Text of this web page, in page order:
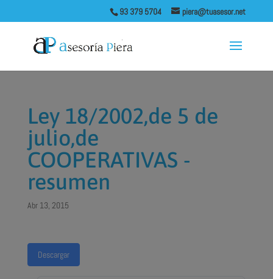
93 379 5704 piera@tuasesor.net
Ley 18/2002,de 5 de
julio,de
COOPERATIVAS -
resumen
Abr 13, 2015
Descargar